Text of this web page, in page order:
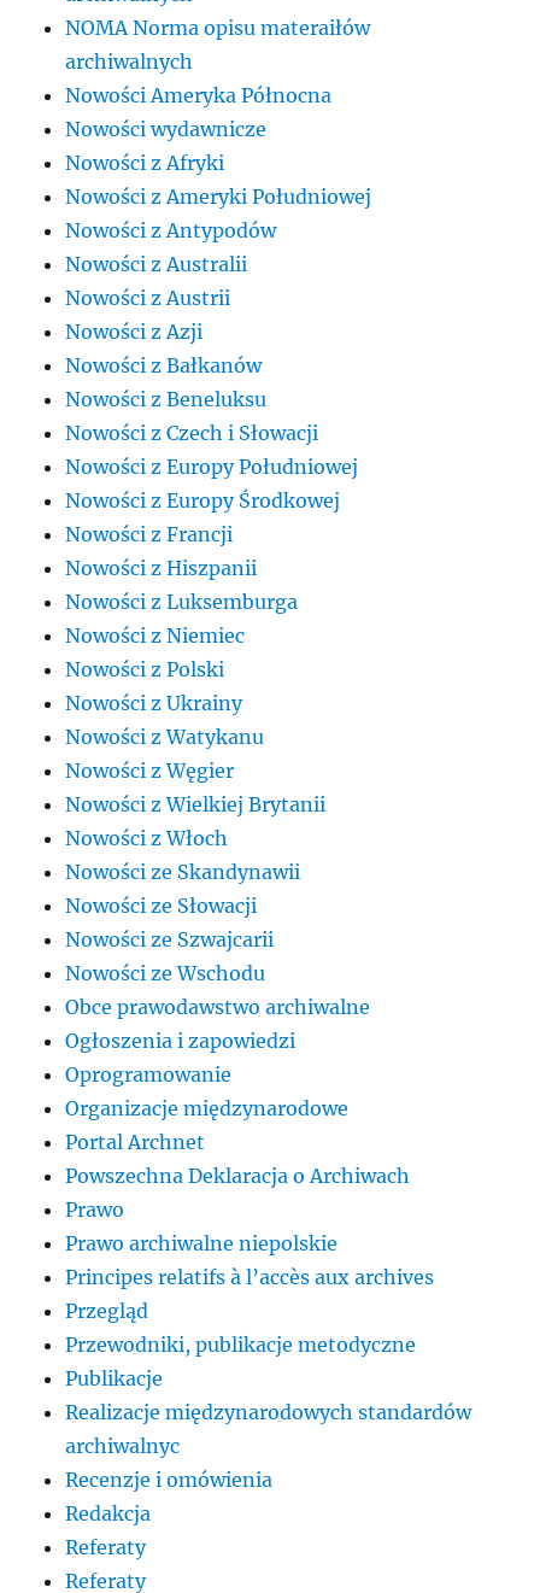
NOMA Norma opisu materaiłów
archiwalnych
Nowości Ameryka Północna
Nowości wydawnicze
Nowości z Afryki
Nowości z Ameryki Południowej
Nowości z Antypodów
Nowości z Australii
Nowości z Austrii
Nowości z Azji
Nowości z Bałkanów
Nowości z Beneluksu
Nowości z Czech i Słowacji
Nowości z Europy Południowej
Nowości z Europy Środkowej
Nowości z Francji
Nowości z Hiszpanii
Nowości z Luksemburga
Nowości z Niemiec
Nowości z Polski
Nowości z Ukrainy
Nowości z Watykanu
Nowości z Węgier
Nowości z Wielkiej Brytanii
Nowości z Włoch
Nowości ze Skandynawii
Nowości ze Słowacji
Nowości ze Szwajcarii
Nowości ze Wschodu
Obce prawodawstwo archiwalne
Ogłoszenia i zapowiedzi
Oprogramowanie
Organizacje międzynarodowe
Portal Archnet
Powszechna Deklaracja o Archiwach
Prawo
Prawo archiwalne niepolskie
Principes relatifs à l’accès aux archives
Przegląd
Przewodniki, publikacje metodyczne
Publikacje
Realizacje międzynarodowych standardów
archiwalnyc
Recenzje i omówienia
Redakcja
Referaty
Referaty